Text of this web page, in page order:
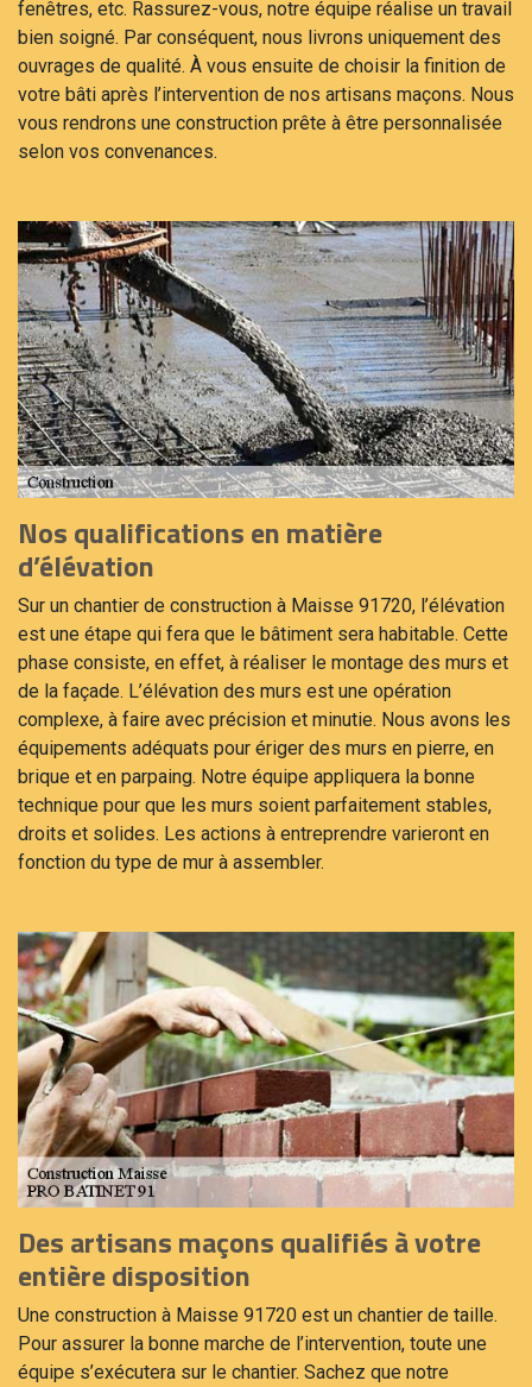
fenêtres, etc. Rassurez-vous, notre équipe réalise un travail
bien soigné. Par conséquent, nous livrons uniquement des
ouvrages de qualité. À vous ensuite de choisir la finition de
votre bâti après l’intervention de nos artisans maçons. Nous
vous rendrons une construction prête à être personnalisée
selon vos convenances.
Nos qualifications en matière
d’élévation
Sur un chantier de construction à Maisse 91720, l’élévation
est une étape qui fera que le bâtiment sera habitable. Cette
phase consiste, en effet, à réaliser le montage des murs et
de la façade. L’élévation des murs est une opération
complexe, à faire avec précision et minutie. Nous avons les
équipements adéquats pour ériger des murs en pierre, en
brique et en parpaing. Notre équipe appliquera la bonne
technique pour que les murs soient parfaitement stables,
droits et solides. Les actions à entreprendre varieront en
fonction du type de mur à assembler.
Des artisans maçons qualifiés à votre
entière disposition
Une construction à Maisse 91720 est un chantier de taille.
Pour assurer la bonne marche de l’intervention, toute une
équipe s’exécutera sur le chantier. Sachez que notre